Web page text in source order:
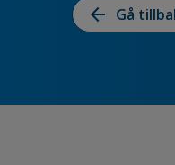
arrow_back Gå